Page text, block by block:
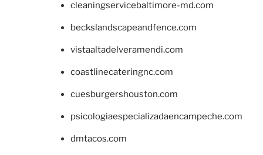
cleaningservicebaltimore-md.com
beckslandscapeandfence.com
vistaaltadelveramendi.com
coastlinecateringnc.com
cuesburgershouston.com
psicologiaespecializadaencampeche.com
dmtacos.com